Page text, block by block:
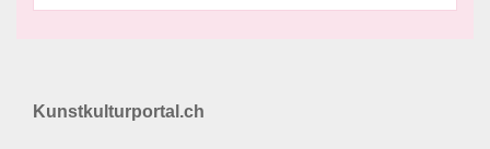
Kunstkulturportal.ch